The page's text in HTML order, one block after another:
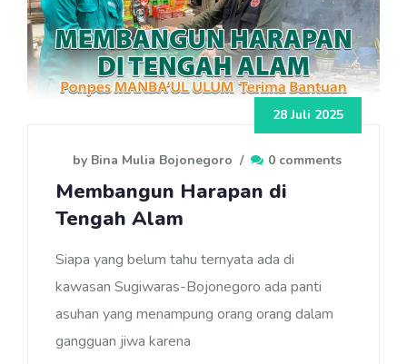
28 Juli 2025
by Bina Mulia Bojonegoro / 0 comments
Membangun Harapan di
Tengah Alam
Siapa yang belum tahu ternyata ada di
kawasan Sugiwaras-Bojonegoro ada panti
asuhan yang menampung orang orang dalam
gangguan jiwa karena